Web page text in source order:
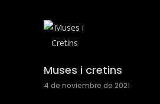
Muses i cretins
4 de noviembre de 2021